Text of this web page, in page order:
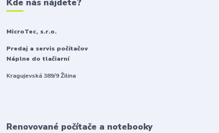
MicroTec, s.r.o.
Predaj a servis počítačov
Náplne do tlačiarní
Kragujevská 389/9 Žilina
Renovované počítače a notebooky